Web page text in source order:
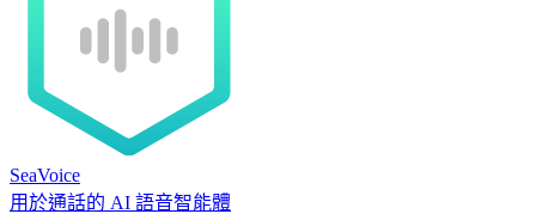
SeaVoice
用於通話的 AI 語音智能體